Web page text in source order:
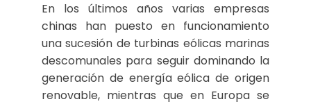
En los últimos años varias empresas
chinas han puesto en funcionamiento
una sucesión de turbinas eólicas marinas
descomunales para seguir dominando la
generación de energía eólica de origen
renovable, mientras que en Europa se